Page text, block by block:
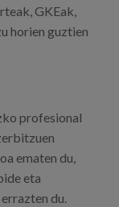
GKEak,
horien guztien
profesional
ematen du,
eta
du.